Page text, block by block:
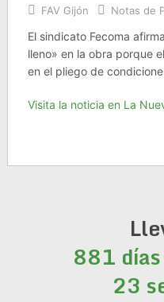
FAV Gijón Notas de
El sindicato Fecoma
lleno» en la obra porque
en el pliego de
Visita la noticia en La
881
24